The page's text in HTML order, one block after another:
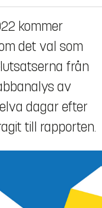
kommer
det val som
från
av
dagar efter
till rapporten.